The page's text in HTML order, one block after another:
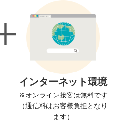
インターネット環境
※オンライン接客は無料です
（通信料はお客様負担となり
ます）